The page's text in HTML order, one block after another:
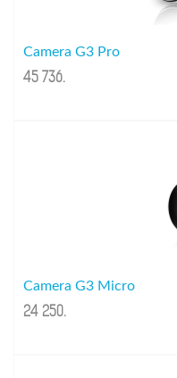
Camera G3 Pro
45 736.
Camera G3 Micro
24 250.